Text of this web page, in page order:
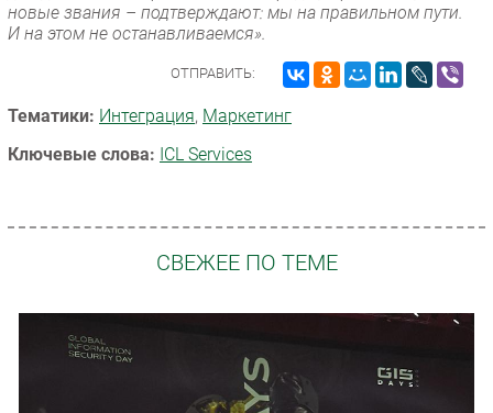
новые звания – подтверждают: мы на правильном пути.
И на этом не останавливаемся».
ОТПРАВИТЬ:
Тематики: Интеграция, Маркетинг
Ключевые слова: ICL Services
СВЕЖЕЕ ПО ТЕМЕ